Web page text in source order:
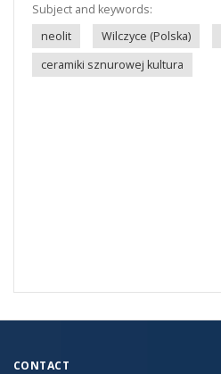
Subject and keywords:
neolit
Wilczyce (Polska)
ceramiki sznurowej kultura
CONTACT